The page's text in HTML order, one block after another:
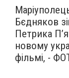
Бєдняков
Петрика
новому
фільмі, -